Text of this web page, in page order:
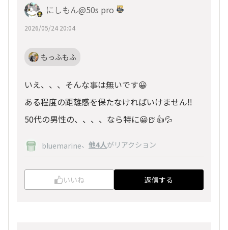
にしもん@50s pro
2026/05/24 20:04
もっふもふ
いえ、、、そんな事は無いです😀
ある程度の距離感を保たなければいけません‼️
50代の男性の、、、、なら特に😀🍺👍💦
bluemarine、 他4人がリアクション
いいね 返信する